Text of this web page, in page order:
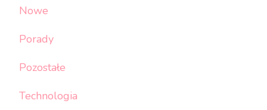
Nowe
Porady
Pozostałe
Technologia